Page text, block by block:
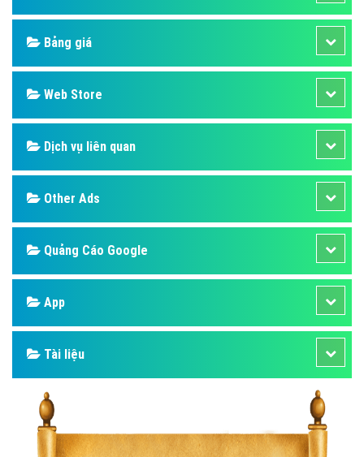
Bảng giá
Web Store
Dịch vụ liên quan
Other Ads
Quảng Cáo Google
App
Tài liệu